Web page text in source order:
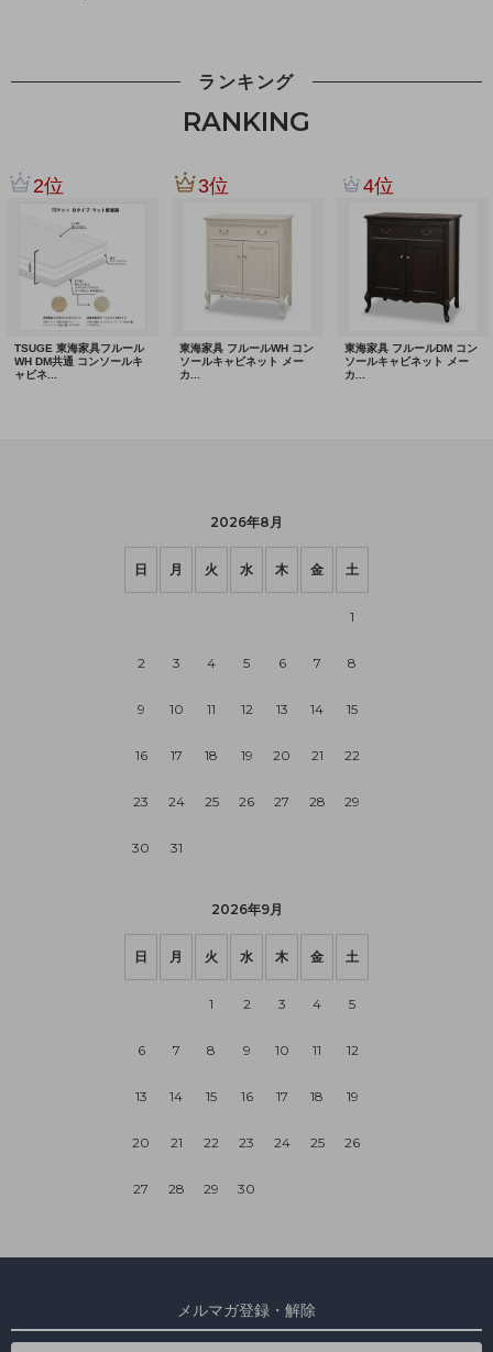
ランキング
RANKING
2026年8月
日 月 火 水 木 金 土
1
2 3 4 5 6 7 8
9 10 11 12 13 14 15
16 17 18 19 20 21 22
23 24 25 26 27 28 29
30 31
2026年9月
日 月 火 水 木 金 土
1 2 3 4 5
6 7 8 9 10 11 12
13 14 15 16 17 18 19
20 21 22 23 24 25 26
27 28 29 30
メルマガ登録・解除